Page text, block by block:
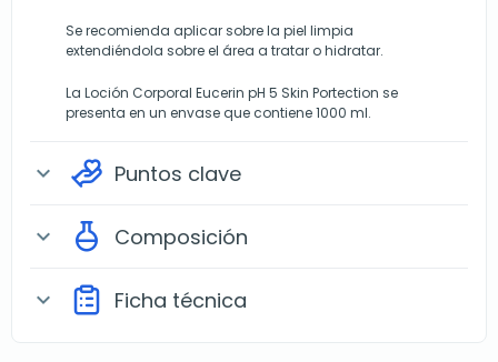
Se recomienda aplicar sobre la piel limpia
extendiéndola sobre el área a tratar o hidratar.
La Loción Corporal Eucerin pH 5 Skin Portection se
presenta en un envase que contiene 1000 ml.
expand_more Puntos clave
expand_more Composición
expand_more Ficha técnica